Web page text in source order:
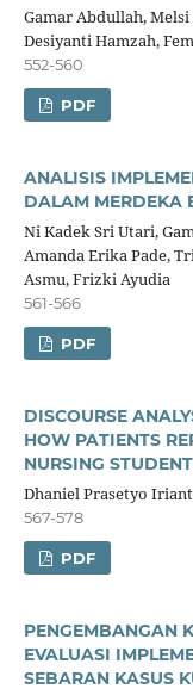
Gamar Abdullah,
Desiyanti Hamzah,
552-560
PDF
ANALISIS
DALAM MERDEKA
Ni Kadek Sri Utari,
Amanda Erika Pade,
Asmu, Frizki Ayudia
561-566
PDF
DISCOURSE
HOW PATIENTS
NURSING
Dhaniel Prasetyo
567-578
PDF
PENGEMBANGAN
EVALUASI
SEBARAN KASUS